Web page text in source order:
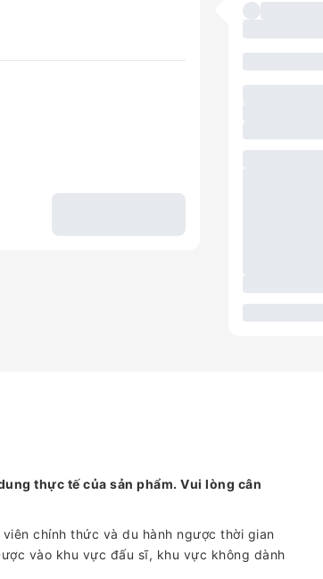
thực tế của sản phẩm. Vui lòng cân
chính thức và du hành ngược thời gian
vào khu vực đấu sĩ, khu vực không dành